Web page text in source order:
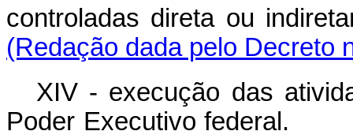
controladas direta ou
(Redação dada pelo Decreto
XIV - execução das
Poder Executivo